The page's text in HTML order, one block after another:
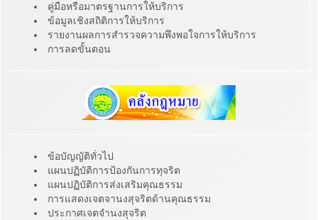
คู่มือหรือมาตรฐานการให้บริการ
ข้อมูลเชิงสถิติการให้บริการ
รายงานผลการสำรวจความพึงพอใจการให้บริการ
การลดขั้นตอน
ข้อบัญญัติทั่วไป
แผนปฏิบัติการป้องกันการทุจริต
แผนปฏิบัติการส่งเสริมคุณธรรม
การแสดงเจตจานงสุจริตด้านคุณธรรม
ประกาศเจตจำนงสุจริต